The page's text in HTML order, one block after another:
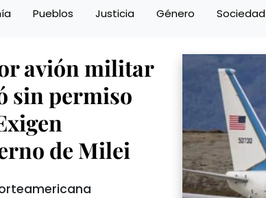
Pueblos Justicia Género Sociedad
avión militar
sin permiso
de Milei